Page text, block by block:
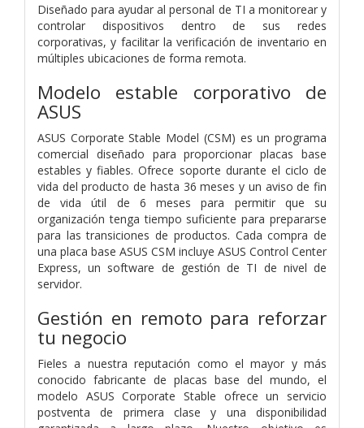
Diseñado para ayudar al personal de TI a monitorear y
controlar dispositivos dentro de sus redes
corporativas, y facilitar la verificación de inventario en
múltiples ubicaciones de forma remota.
Modelo estable corporativo de
ASUS
ASUS Corporate Stable Model (CSM) es un programa
comercial diseñado para proporcionar placas base
estables y fiables. Ofrece soporte durante el ciclo de
vida del producto de hasta 36 meses y un aviso de fin
de vida útil de 6 meses para permitir que su
organización tenga tiempo suficiente para prepararse
para las transiciones de productos. Cada compra de
una placa base ASUS CSM incluye ASUS Control Center
Express, un software de gestión de TI de nivel de
servidor.
Gestión en remoto para reforzar
tu negocio
Fieles a nuestra reputación como el mayor y más
conocido fabricante de placas base del mundo, el
modelo ASUS Corporate Stable ofrece un servicio
postventa de primera clase y una disponibilidad